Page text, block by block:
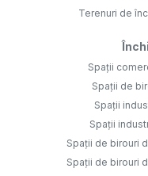
Terenuri de
Spații
Spații de
Spații
Spații
Spații de birouri
Spații de birouri